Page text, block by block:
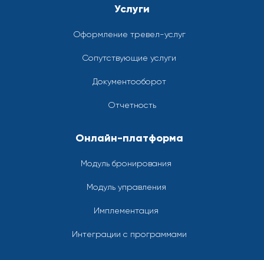
Услуги
Оформление тревел-услуг
Сопутствующие услуги
Документооборот
Отчетность
Онлайн-платформа
Модуль бронирования
Модуль управления
Имплементация
Интеграции с программами